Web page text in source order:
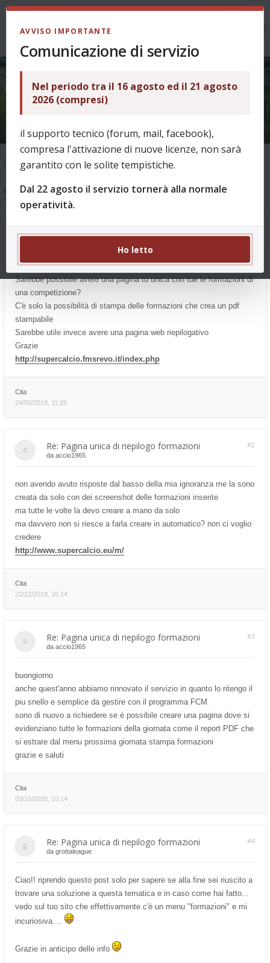
Pagina unica di riepilogo formazioni
Indice Suggerimenti
6 messaggi
#1
Sarebbe possibile avere una pagina tu unica con tue le formazioni di
una competizione?
C'è solo la possibilità di stampa delle formazioni che crea un pdf
stampabile
Sarebbe utile invece avere una pagina web riepilogativo
Grazie
http://supercalcio.fmsrevo.it/index.php
Cita
24/09/2019, 11:25
Re: Pagina unica di riepilogo formazioni #2
da accio1965
non avendo avuto risposte dal basso della mia ignoranza me la sono
creata da solo con dei screenshot delle formazioni inserite
ma tutte le volte la devo creare a mano da solo
ma davvero non si riesce a farla creare in automatico? non ci voglio
credere
http://www.supercalcio.eu/m/
Cita
22/12/2019, 16:14
Re: Pagina unica di riepilogo formazioni #3
da accio1965
buongiorno
anche quest'anno abbiamo rinnovato il servizio in quanto lo ritengo il
piu snello e semplice da gestire con il programma FCM
sono di nuovo a richiedere se è possibile creare una pagina dove si
evidenziano tutte le formazioni della giornata come il report PDF che
si estrare dal menu prossima giornata stampa formazioni
grazie e saluti
Cita
03/10/2020, 10:14
Re: Pagina unica di riepilogo formazioni #4
da grottaleague
Ciao!! riprendo questo post solo per sapere se alla fine sei riuscito a
trovare una soluzione a questa tematica e in caso come hai fatto...
vedo sul tuo sito che effettivamente c'è un menu "formazioni" e mi
incuriosiva....
Grazie in anticipo delle info
AVVISO IMPORTANTE
Comunicazione di servizio
Nel periodo tra il 16 agosto ed il 21 agosto
2026 (compresi)
il supporto tecnico (forum, mail, facebook),
compresa l'attivazione di nuove licenze, non sarà
garantito con le solite tempistiche.
Dal 22 agosto il servizio tornerà alla normale
operatività.
Ho letto